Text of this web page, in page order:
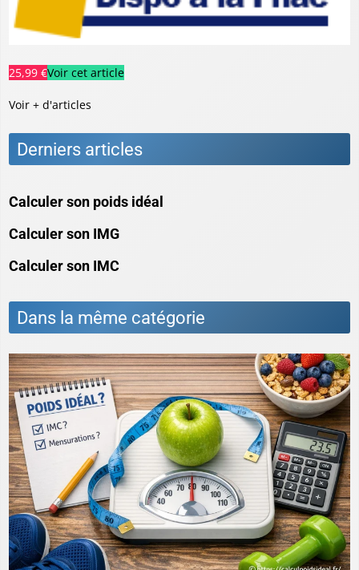
25,99 €Voir cet article
Voir + d'articles
Derniers articles
Calculer son poids idéal
Calculer son IMG
Calculer son IMC
Dans la même catégorie